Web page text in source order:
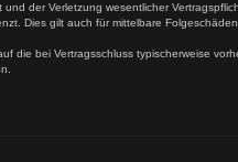
der Verletzung wesentlicher
Dies gilt auch für mittelbare
die bei Vertragsschluss typischerweise